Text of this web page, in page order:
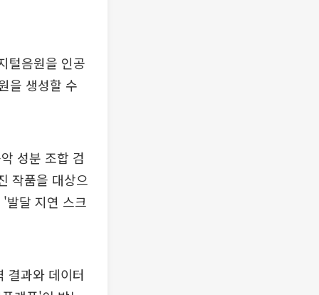
털음원을 인공
을 생성할 수
성분 조합 검
작품을 대상으
발달 지연 스크
결과와 데이터